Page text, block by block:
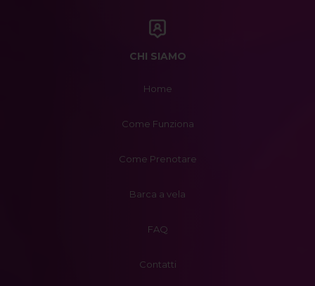
CHI SIAMO
Home
Come Funziona
Come Prenotare
Barca a vela
FAQ
Contatti